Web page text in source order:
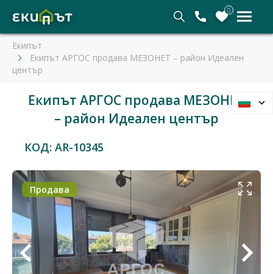
0
Екипът
Екипът АРГОС продава МЕЗОНЕТ – район Идеален
център
Екипът АРГОС продава МЕЗОНЕТ
– район Идеален център
КОД: AR-10345
Продава